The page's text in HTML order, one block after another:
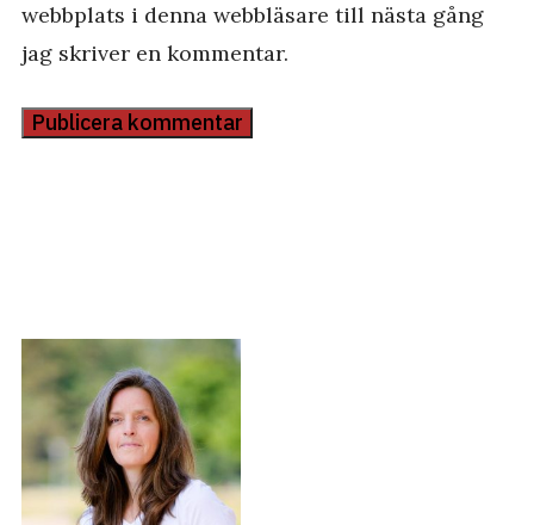
webbplats i denna webbläsare till nästa gång
jag skriver en kommentar.